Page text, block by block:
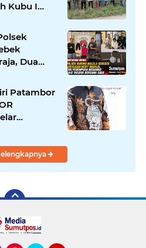
Kubu I
PT Jatim
Dua
Saat
Patambor